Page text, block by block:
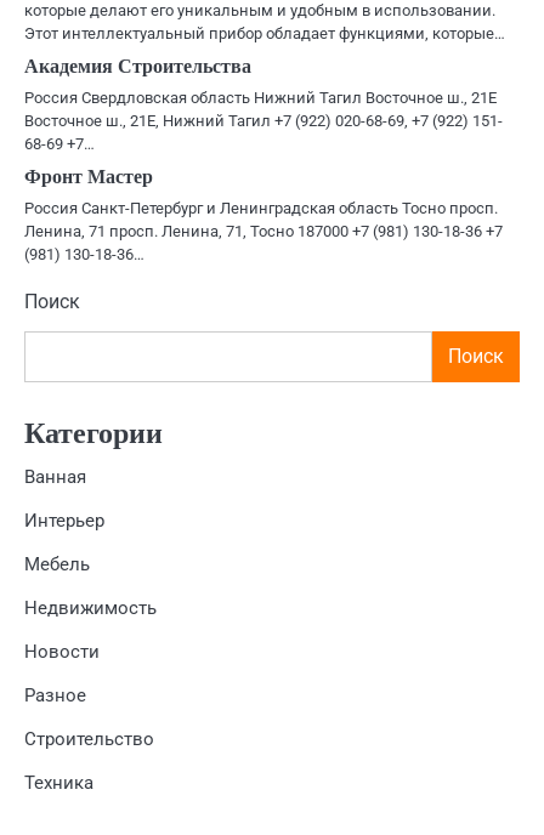
которые делают его уникальным и удобным в использовании.
Этот интеллектуальный прибор обладает функциями, которые…
Академия Строительства
Россия Свердловская область Нижний Тагил Восточное ш., 21Е
Восточное ш., 21Е, Нижний Тагил +7 (922) 020-68-69, +7 (922) 151-
68-69 +7…
Фронт Мастер
Россия Санкт-Петербург и Ленинградская область Тосно просп.
Ленина, 71 просп. Ленина, 71, Тосно 187000 +7 (981) 130-18-36 +7
(981) 130-18-36…
Поиск
Поиск
Категории
Ванная
Интерьер
Мебель
Недвижимость
Новости
Разное
Строительство
Техника